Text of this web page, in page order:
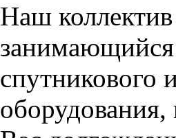
Наш
занимающийся
спутникового
оборудования,